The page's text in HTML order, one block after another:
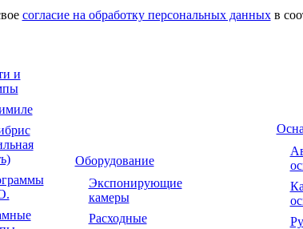
согласие на обработку персональных данныхв
и
Оборудование
Экспонирующие
камеры
Расходные